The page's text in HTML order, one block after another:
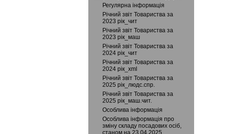
Регулярна інформація
Річний звіт Товариства за
2023 рік_чит
Річний звіт Товариства за
2023 рік_маш
Річний звіт Товариства за
2024 рік_чит
Річний звіт Товариства за
2024 рік_xml
Річний звіт Товариства за
2025 рік_людс.спр.
Річний звіт Товариства за
2025 рік_маш.чит.
Особлива інформація
Особлива інформація про
зміну складу посадових осіб,
станом на 23.04.2025